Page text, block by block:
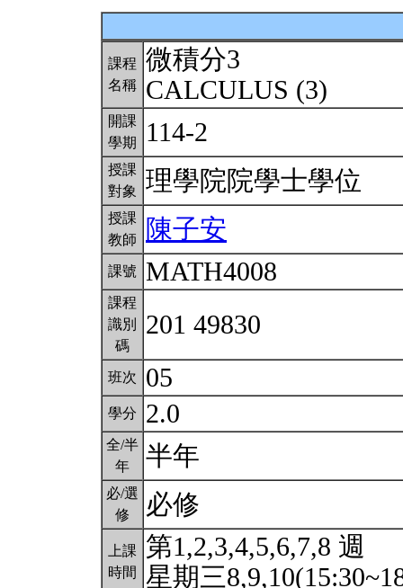
課程
名稱
微積分3
CALCULUS (3)
開課
學期
114-2
授課
對象
理學院院學士學位
授課
教師
陳子安
課號 MATH4008
課程
識別
碼
201 49830
班次 05
學分 2.0
全/半
年
半年
必/選
修
必修
上課
時間
第1,2,3,4,5,6,7,8 週
星期三